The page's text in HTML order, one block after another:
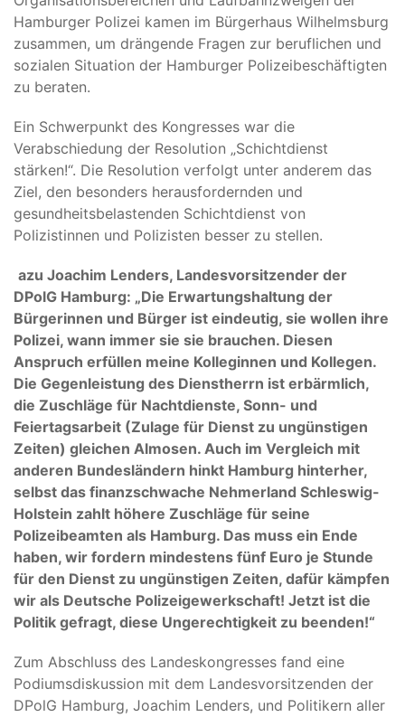
Hamburger Polizei kamen im Bürgerhaus Wilhelmsburg
zusammen, um drängende Fragen zur beruflichen und
sozialen Situation der Hamburger Polizeibeschäftigten
zu beraten.
Ein Schwerpunkt des Kongresses war die
Verabschiedung der Resolution „Schichtdienst
stärken!“. Die Resolution verfolgt unter anderem das
Ziel, den besonders herausfordernden und
gesundheitsbelastenden Schichtdienst von
Polizistinnen und Polizisten besser zu stellen.
azu Joachim Lenders, Landesvorsitzender der
DPolG Hamburg: „Die Erwartungshaltung der
Bürgerinnen und Bürger ist eindeutig, sie wollen ihre
Polizei, wann immer sie sie brauchen. Diesen
Anspruch erfüllen meine Kolleginnen und Kollegen.
Die Gegenleistung des Dienstherrn ist erbärmlich,
die Zuschläge für Nachtdienste, Sonn- und
Feiertagsarbeit (Zulage für Dienst zu ungünstigen
Zeiten) gleichen Almosen. Auch im Vergleich mit
anderen Bundesländern hinkt Hamburg hinterher,
selbst das finanzschwache Nehmerland Schleswig-
Holstein zahlt höhere Zuschläge für seine
Polizeibeamten als Hamburg. Das muss ein Ende
haben, wir fordern mindestens fünf Euro je Stunde
für den Dienst zu ungünstigen Zeiten, dafür kämpfen
wir als Deutsche Polizeigewerkschaft! Jetzt ist die
Politik gefragt, diese Ungerechtigkeit zu beenden!“
Zum Abschluss des Landeskongresses fand eine
Podiumsdiskussion mit dem Landesvorsitzenden der
DPolG Hamburg, Joachim Lenders, und Politikern aller